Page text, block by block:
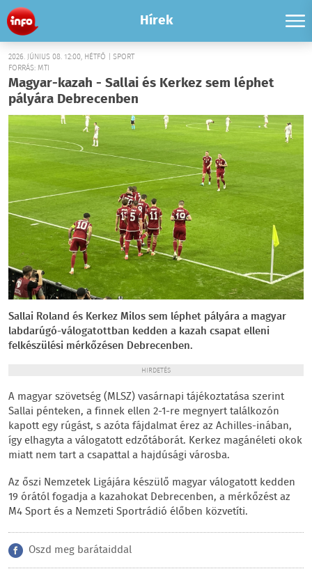
Hírek
2026. JÚNIUS 08. 12:00, HÉTFŐ | SPORT
FORRÁS: MTI
Magyar-kazah - Sallai és Kerkez sem léphet
pályára Debrecenben
Sallai Roland és Kerkez Milos sem léphet pályára a magyar
labdarúgó-válogatottban kedden a kazah csapat elleni
felkészülési mérkőzésen Debrecenben.
HIRDETÉS
A magyar szövetség (MLSZ) vasárnapi tájékoztatása szerint
Sallai pénteken, a finnek ellen 2-1-re megnyert találkozón
kapott egy rúgást, s azóta fájdalmat érez az Achilles-inában,
így elhagyta a válogatott edzőtáborát. Kerkez magánéleti okok
miatt nem tart a csapattal a hajdúsági városba.
Az őszi Nemzetek Ligájára készülő magyar válogatott kedden
19 órától fogadja a kazahokat Debrecenben, a mérkőzést az
M4 Sport és a Nemzeti Sportrádió élőben közvetíti.
Oszd meg barátaiddal